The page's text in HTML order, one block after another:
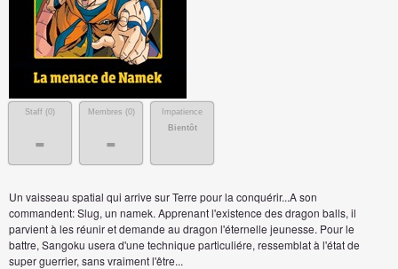
Staff (0)
-
Membres (0)
-
Impatience
Bientôt
Un vaisseau spatial qui arrive sur Terre pour la conquérir...A son
commandent: Slug, un namek. Apprenant l'existence des dragon balls, il
parvient à les réunir et demande au dragon l'éternelle jeunesse. Pour le
battre, Sangoku usera d'une technique particuliére, ressemblat à l'état de
super guerrier, sans vraiment l'être...